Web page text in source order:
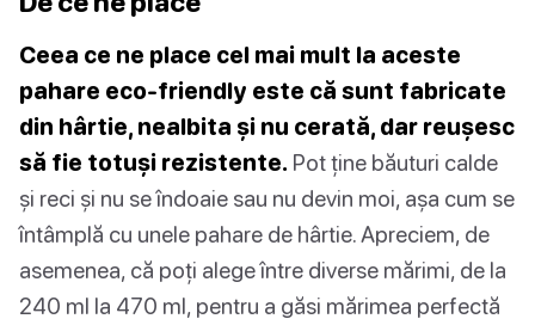
Ceea ce ne place cel mai mult la aceste
pahare eco-friendly este că sunt fabricate
din hârtie, nealbita și nu cerată, dar reușesc
să fie totuși rezistente. Pot ține băuturi calde
și reci și nu se îndoaie sau nu devin moi, așa cum se
întâmplă cu unele pahare de hârtie. Apreciem, de
asemenea, că poți alege între diverse mărimi, de la
240 ml la 470 ml, pentru a găsi mărimea perfectă